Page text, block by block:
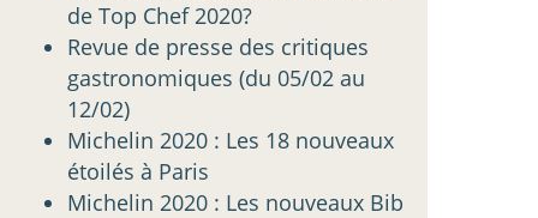
de Top Chef 2020?
Revue de presse des critiques
gastronomiques (du 05/02 au
12/02)
Michelin 2020 : Les 18 nouveaux
étoilés à Paris
Michelin 2020 : Les nouveaux Bib